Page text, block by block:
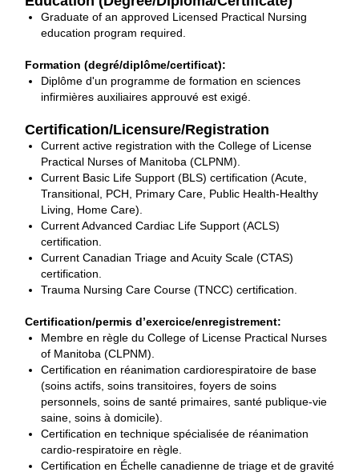
Graduate of an approved Licensed Practical Nursing
education program required.
Formation (degré/diplôme/certificat):
Diplôme d'un programme de formation en sciences
infirmières auxiliaires approuvé est exigé.
Certification/Licensure/Registration
Current active registration with the College of License
Practical Nurses of Manitoba (CLPNM).
Current Basic Life Support (BLS) certification (Acute,
Transitional, PCH, Primary Care, Public Health‐Healthy
Living, Home Care).
Current Advanced Cardiac Life Support (ACLS)
certification.
Current Canadian Triage and Acuity Scale (CTAS)
certification.
Trauma Nursing Care Course (TNCC) certification.
Certification/permis d’exercice/enregistrement:
Membre en règle du College of License Practical Nurses
of Manitoba (CLPNM).
Certification en réanimation cardiorespiratoire de base
(soins actifs, soins transitoires, foyers de soins
personnels, soins de santé primaires, santé publique-vie
saine, soins à domicile).
Certification en technique spécialisée de réanimation
cardio-respiratoire en règle.
Certification en Échelle canadienne de triage et de gravité